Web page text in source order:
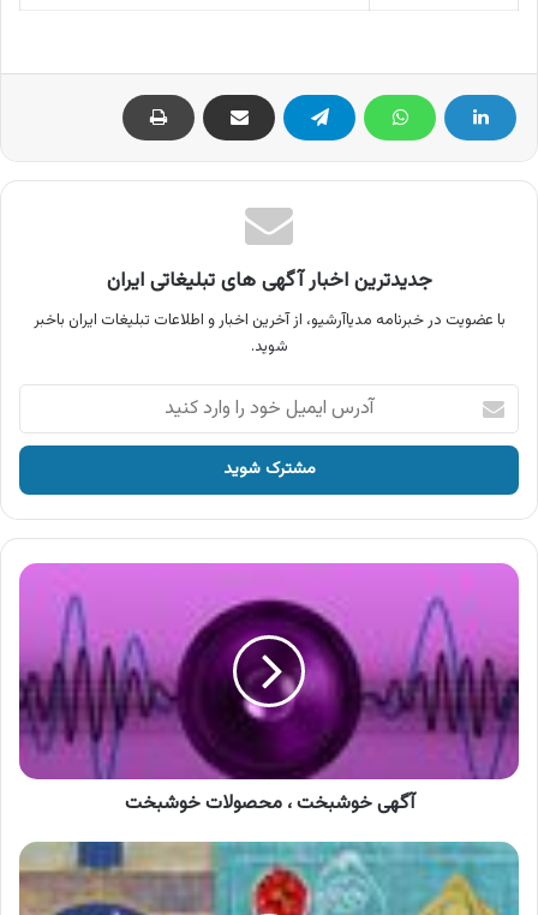
جدیدترین اخبار آگهی های تبلیغاتی ایران
با عضویت در خبرنامه مدیاآرشیو، از آخرین اخبار و اطلاعات تبلیغات ایران باخبر
شوید.
آدرس
ایمیل
خود
وارد
کنید
آگهی
خوشبخت
محصولات
خوشبخت
آگهی خوشبخت ، محصولات خوشبخت
آگهی
ساوین